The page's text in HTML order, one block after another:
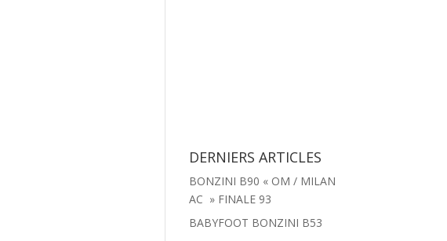
DERNIERS ARTICLES
BONZINI B90 « OM / MILAN
AC » FINALE 93
BABYFOOT BONZINI B53